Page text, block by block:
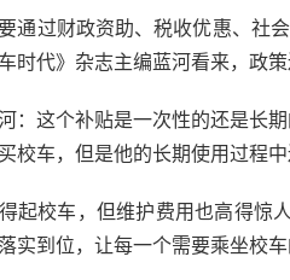
过财政资助、税收优惠、社会
时代》杂志主编蓝河看来，政策
这个补贴是一次性的还是长期
校车，但是他的长期使用过程中
校车，但维护费用也高得惊人
实到位，让每一个需要乘坐校